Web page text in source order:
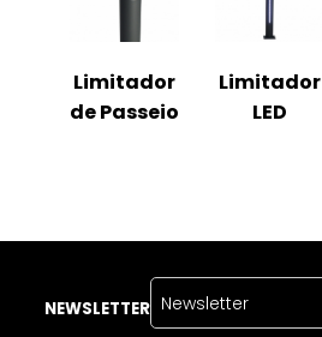
Limitador
de Passeio
Limitador
LED
NEWSLETTER